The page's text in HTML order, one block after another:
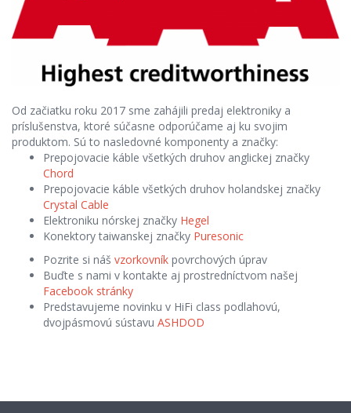
Od začiatku roku 2017 sme zahájili predaj elektroniky a
príslušenstva, ktoré súčasne odporúčame aj ku svojim
produktom. Sú to nasledovné komponenty a značky:
Prepojovacie káble všetkých druhov anglickej značky
Chord
Prepojovacie káble všetkých druhov holandskej značky
Crystal Cable
Elektroniku nórskej značky Hegel
Konektory taiwanskej značky Puresonic
Pozrite si náš vzorkovník povrchových úprav
Buďte s nami v kontakte aj prostredníctvom našej
Facebook stránky
Predstavujeme novinku v HiFi class podlahovú,
dvojpásmovú sústavu ASHDOD